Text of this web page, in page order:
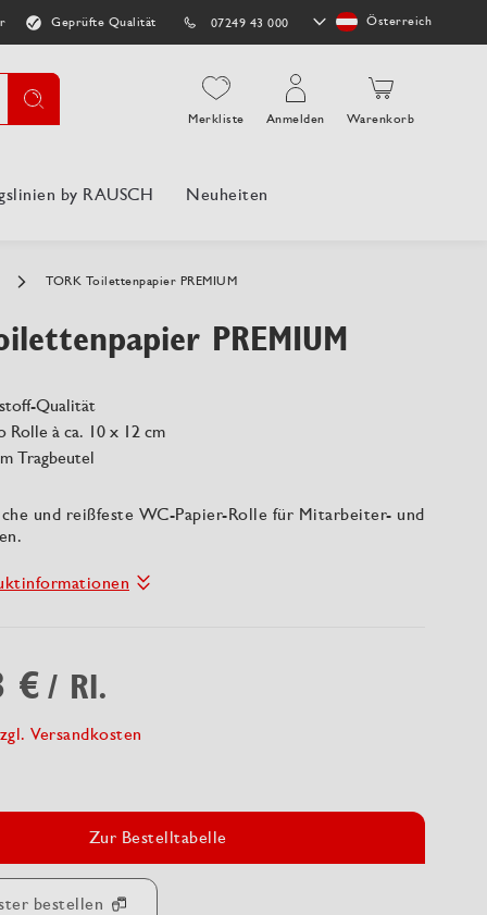
Geprüfte Qualität 07249 43 000
Store
auswählen
Österreich
Suche
Merkliste Anmelden Warenkorb
by RAUSCH Neuheiten
TORK Toilettenpapier PREMIUM
PREMIUM
Qualität
Rolle à ca. 10 x 12 cm
Tragbeutel
und reißfeste WC-Papier-Rolle für Mitarbeiter- und
€ / Rl.
Versandkosten
Zur Bestelltabelle
bestellen